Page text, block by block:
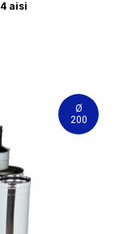
aisi
Ø
200